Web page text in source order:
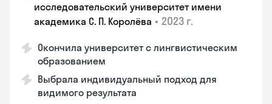
исследовательский университет имени
академика С. П. Королёва • 2023 г.
Окончила университет с лингвистическим
образованием
Выбрала индивидуальный подход для
видимого результата